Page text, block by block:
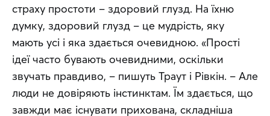
страху простоти – здоровий глузд. На їхню
думку, здоровий глузд – це мудрість, яку
мають усі і яка здається очевидною. «Прості
ідеї часто бувають очевидними, оскільки
звучать правдиво, – пишуть Траут і Рівкін. – Але
люди не довіряють інстинктам. Їм здається, що
завжди має існувати прихована, складніша